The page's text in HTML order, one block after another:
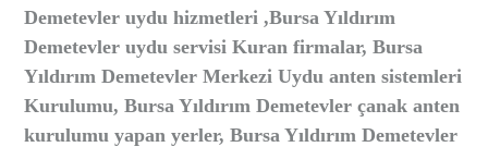
Demetevler uydu hizmetleri ,Bursa Yıldırım
Demetevler uydu servisi Kuran firmalar, Bursa
Yıldırım Demetevler Merkezi Uydu anten sistemleri
Kurulumu, Bursa Yıldırım Demetevler çanak anten
kurulumu yapan yerler, Bursa Yıldırım Demetevler